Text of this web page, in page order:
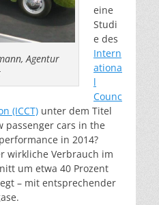
Agentur
eine
Studi
e des
Intern
ationa
l
Counc
(ICCT) unter dem Titel
passenger cars in the
in 2014?
wirkliche Verbrauch im
um etwa 40 Prozent
– mit entsprechender